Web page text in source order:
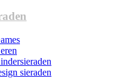
sieraden